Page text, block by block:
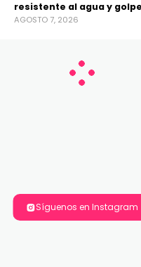
resistente al agua y
AGOSTO 7, 2026
Síguenos en Instagram